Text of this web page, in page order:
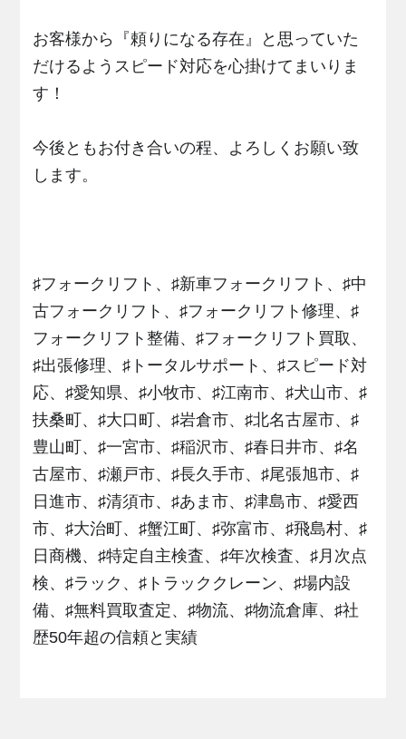
お客様から『頼りになる存在』と思っていた
だけるようスピード対応を心掛けてまいりま
す！
今後ともお付き合いの程、よろしくお願い致
します。
♯フォークリフト、♯新車フォークリフト、♯中
古フォークリフト、♯フォークリフト修理、♯
フォークリフト整備、♯フォークリフト買取、
♯出張修理、♯トータルサポート、♯スピード対
応、♯愛知県、♯小牧市、♯江南市、♯犬山市、♯
扶桑町、♯大口町、♯岩倉市、♯北名古屋市、♯
豊山町、♯一宮市、♯稲沢市、♯春日井市、♯名
古屋市、♯瀬戸市、♯長久手市、♯尾張旭市、♯
日進市、♯清須市、♯あま市、♯津島市、♯愛西
市、♯大治町、♯蟹江町、♯弥富市、♯飛島村、♯
日商機、♯特定自主検査、♯年次検査、♯月次点
検、♯ラック、♯トラッククレーン、♯場内設
備、♯無料買取査定、♯物流、♯物流倉庫、♯社
歴50年超の信頼と実績